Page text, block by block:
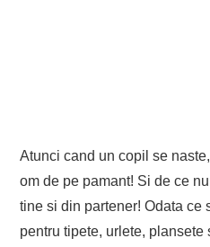
Atunci cand un copil se
om de pe pamant! Si de ce
tine si din partener! Odata ce
pentru tipete, urlete, plansete